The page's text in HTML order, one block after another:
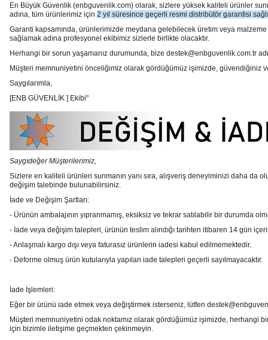
En Büyük Güvenlik (enbguvenlik.com) olarak, sizlere yüksek kaliteli ürünler
adına, tüm ürünlerimiz için 2 yıl süresince geçerli resmi distribütör garantisi
Garanti kapsamında, ürünlerimizde meydana gelebilecek üretim veya
sağlamak adına profesyonel ekibimiz sizlerle birlikte olacaktır.
Herhangi bir sorun yaşamanız durumunda, bize destek@enbguvenlik.com.tr
Müşteri memnuniyetini önceliğimiz olarak gördüğümüz işimizde, güvendiğiniz
Saygılarımla,
[ENB GÜVENLİK ] Ekibi"
Saygıdeğer Müşterilerimiz,
Sizlere en kaliteli ürünleri sunmanın yanı sıra, alışveriş deneyiminizi daha
değişim talebinde bulunabilirsiniz.
İade ve Değişim Şartları:
- Ürünün ambalajının yıpranmamış, eksiksiz ve tekrar satılabilir bir durumda
- İade veya değişim talepleri, ürünün teslim alındığı tarihten itibaren 14 gün
- Anlaşmalı kargo dışı veya faturasız ürünlerin iadesi kabul edilmemektedir.
- Deforme olmuş ürün kutularıyla yapılan iade talepleri geçerli sayılmayacaktır.
İade İşlemleri:
Eğer bir ürünü iade etmek veya değiştirmek isterseniz, lütfen
Müşteri memnuniyetini odak noktamız olarak gördüğümüz işimizde, herhangi
için bizimle iletişime geçmekten çekinmeyin.